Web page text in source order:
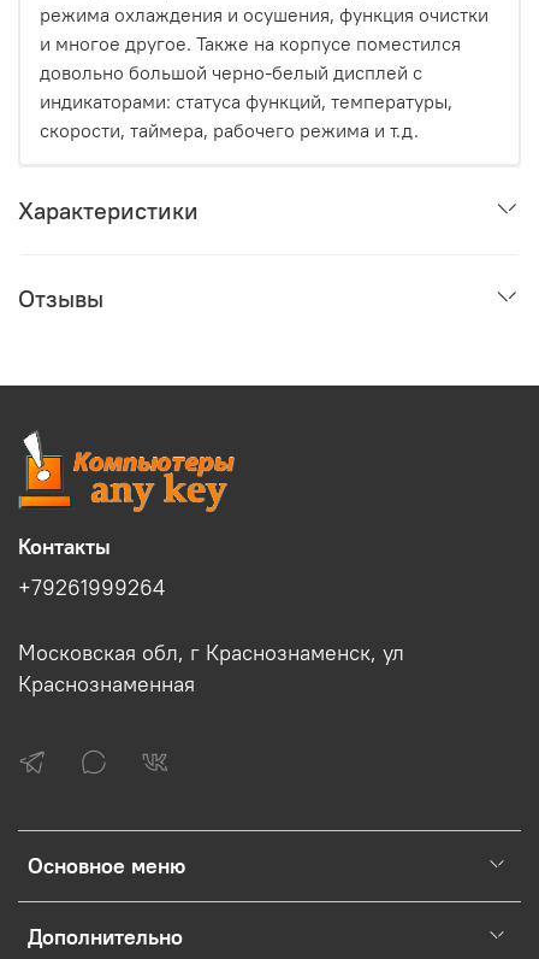
режима охлаждения и осушения, функция очистки
и многое другое. Также на корпусе поместился
довольно большой черно-белый дисплей с
индикаторами: статуса функций, температуры,
скорости, таймера, рабочего режима и т.д.
Характеристики
Отзывы
Основное меню
Дополнительно
Контакты
+79261999264
Московская обл, г Краснознаменск, ул
Краснознаменная